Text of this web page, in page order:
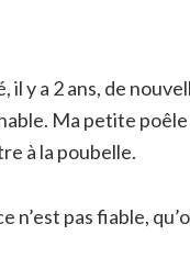
il y a 2 ans, de
Ma petite
à la poubelle.
n’est pas fiable,